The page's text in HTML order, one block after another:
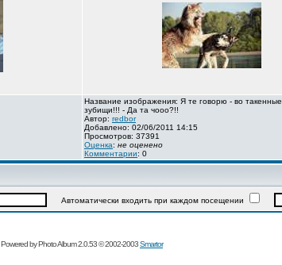
Название изображения: Я те говорю - во
зубищи!!! - Да та чооо?!!
Автор: redbor
Добавлено: 02/06/2011 14:15
Просмотров: 37391
Оценка: не оценено
Комментарии: 0
Автоматически входить при каждом посещении
Powered by Photo Album 2.0.53 © 2002-2003Smartor